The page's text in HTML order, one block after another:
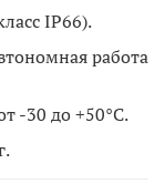
IP66).
работа
-30 до +50°С.